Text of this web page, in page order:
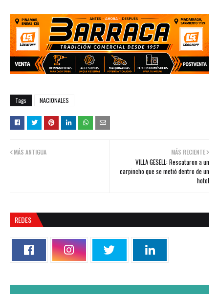
Tags NACIONALES
MÁS RECIENTE
VILLA GESELL: Rescataron a un
carpincho que se metió dentro de un
hotel
MÁS ANTIGUA
REDES